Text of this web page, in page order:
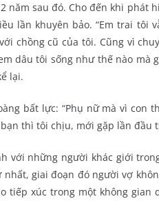
năm sau đó. Cho đến khi phát
lần khuyên bảo. “Em trai tôi
chồng cũ của tôi. Cũng vì
dâu tôi sống như thế nào mà
lại.
bất lực: “Phụ nữ mà vì con
thì tôi chịu, mới gặp lần đầu
với những người khác giới
giai đoạn đó người vợ
tiếp xúc trong một không gian